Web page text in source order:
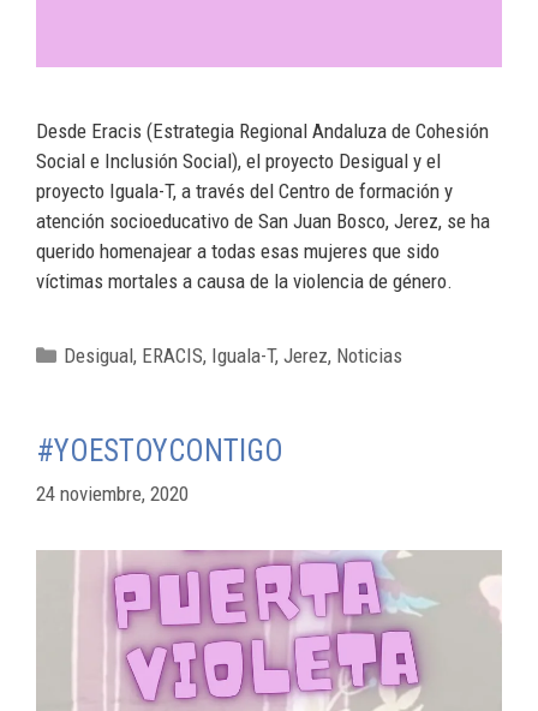
Desde Eracis (Estrategia Regional Andaluza de Cohesión
Social e Inclusión Social), el proyecto Desigual y el
proyecto Iguala-T, a través del Centro de formación y
atención socioeducativo de San Juan Bosco, Jerez, se ha
querido homenajear a todas esas mujeres que sido
víctimas mortales a causa de la violencia de género.
Desigual, ERACIS, Iguala-T,Jerez, Noticias
#YOESTOYCONTIGO
24 noviembre, 2020